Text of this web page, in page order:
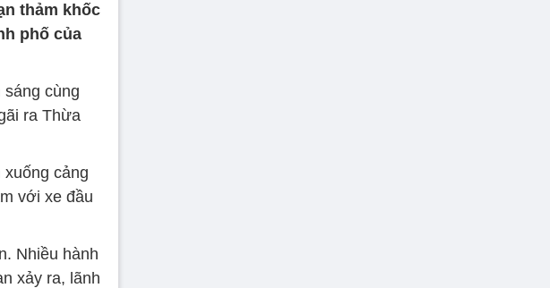
thảm khốc
phố của
cùng
ra Thừa
cảng
với xe đầu
Nhiều hành
xảy ra, lãnh